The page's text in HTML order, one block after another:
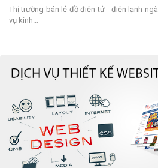
Thị trường bán lẻ đồ điện tử - điện lạnh
vụ kinh...